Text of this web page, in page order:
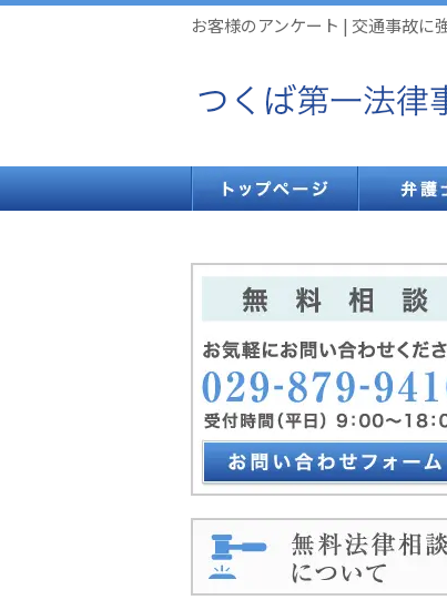
お客様のアンケート | 交通事故に